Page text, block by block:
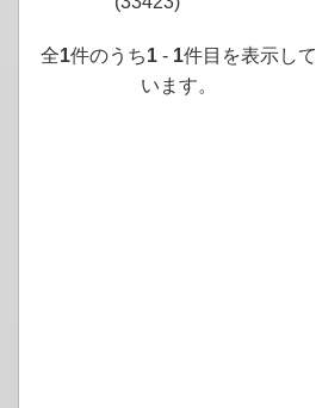
全1件のうち1 - 1件目を表示して
います。